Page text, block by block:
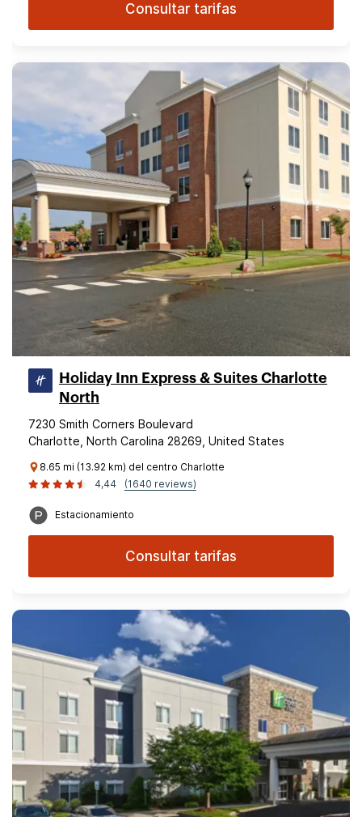
Consultar tarifas
Holiday Inn Express & Suites Charlotte
North
7230 Smith Corners Boulevard
Charlotte, North Carolina 28269, United States
8.65 mi (13.92 km) del centro Charlotte
4,44
(1640 reviews)
Estacionamiento
Consultar tarifas